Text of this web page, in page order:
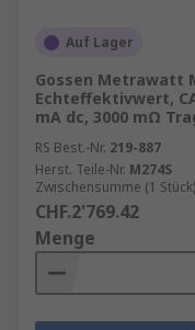
Auf Lager
Gossen Metrawatt
Echteffektivwert,
mA dc, 3000 mΩ
RS Best.-Nr. 219-887
Herst. Teile-Nr. M274S
Zwischensumme (1 Stück)
CHF.2'769.42
Menge